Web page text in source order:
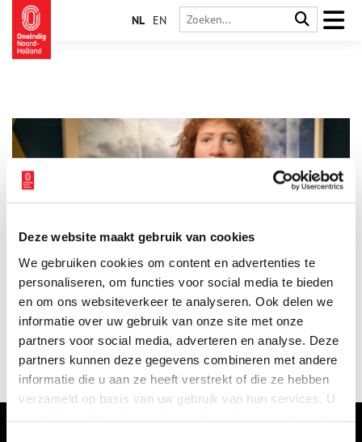
Deze website maakt gebruik van cookies
We gebruiken cookies om content en advertenties te
personaliseren, om functies voor social media te bieden
en om ons websiteverkeer te analyseren. Ook delen we
informatie over uw gebruik van onze site met onze
partners voor social media, adverteren en analyse. Deze
partners kunnen deze gegevens combineren met andere
informatie die u aan ze heeft verstrekt of die ze hebben
verzameld op basis van uw gebruik van hun services. U
NL EN
Wie in 1250 vanaf het IJ, waar tegenwoordig het Centraal
Station ligt, het Damrak opvoer, zag aan beide zijden een
breed oeverland dat tot aan de voet van de dijken liep. Dijken
die we nu kennen als Nieuwendijk en Warmoesstraat. Achter
die dijken lagen houten huizen met rieten daken, waar rook
uit kringelde. Een bakstenen haard verspreidde warmte en je
kon er op koken.